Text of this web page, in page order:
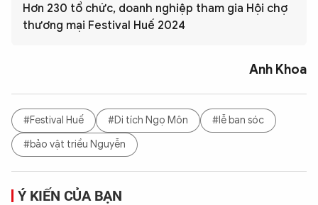
Hơn 230 tổ chức, doanh nghiệp tham gia Hội chợ
thương mại Festival Huế 2024
Anh Khoa
#Festival Huế #Di tích Ngọ Môn
#lễ ban sóc
#bảo vật triều Nguyễn
Ý KIẾN CỦA BẠN